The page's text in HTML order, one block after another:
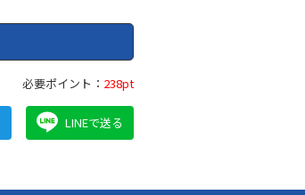
必要ポイント： 238pt
LINEで送る